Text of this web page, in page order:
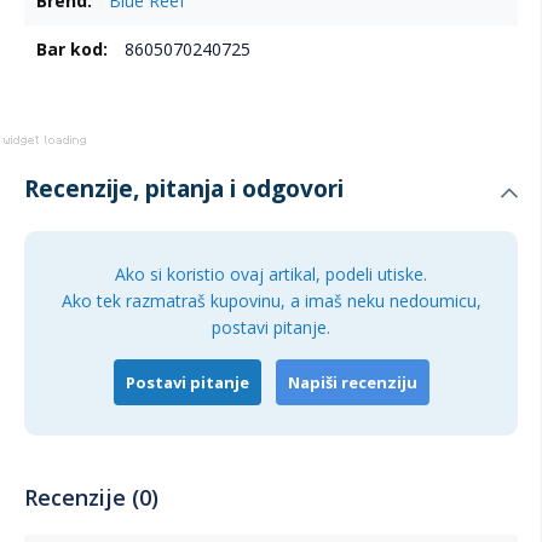
Full face dizajn za prirodno disanje kroz nos i usta
Široko panoramsko vidno polje
Kvalitetni i udobni silikonski zaptivači
Dostupne veličine:
Ronjenje na plićim dubinama
informacija
8605070240725
Recenzije, pitanja i odgovori
Ako si koristio ovaj artikal, podeli utiske.
Ako tek razmatraš kupovinu, a imaš neku nedoumicu,
postavi pitanje.
Postavi pitanje Napiši recenziju
Recenzije (0)